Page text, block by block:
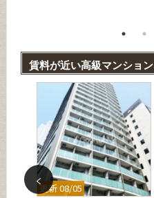
賃料が近い高級マンション
更新 08/05